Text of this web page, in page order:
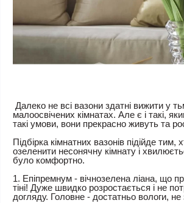
Далеко не всі вазони здатні вижити у
малоосвічених кімнатах. Але є і такі,
такі умови, вони прекрасно живуть та
Підбірка кімнатних вазонів підійде тим,
озеленити несонячну кімнату і
було комфортно.
1. Епіпремнум - вічнозелена ліана, що
тіні! Дуже швидко розростається і не
догляду. Головне - достатньо вологи,